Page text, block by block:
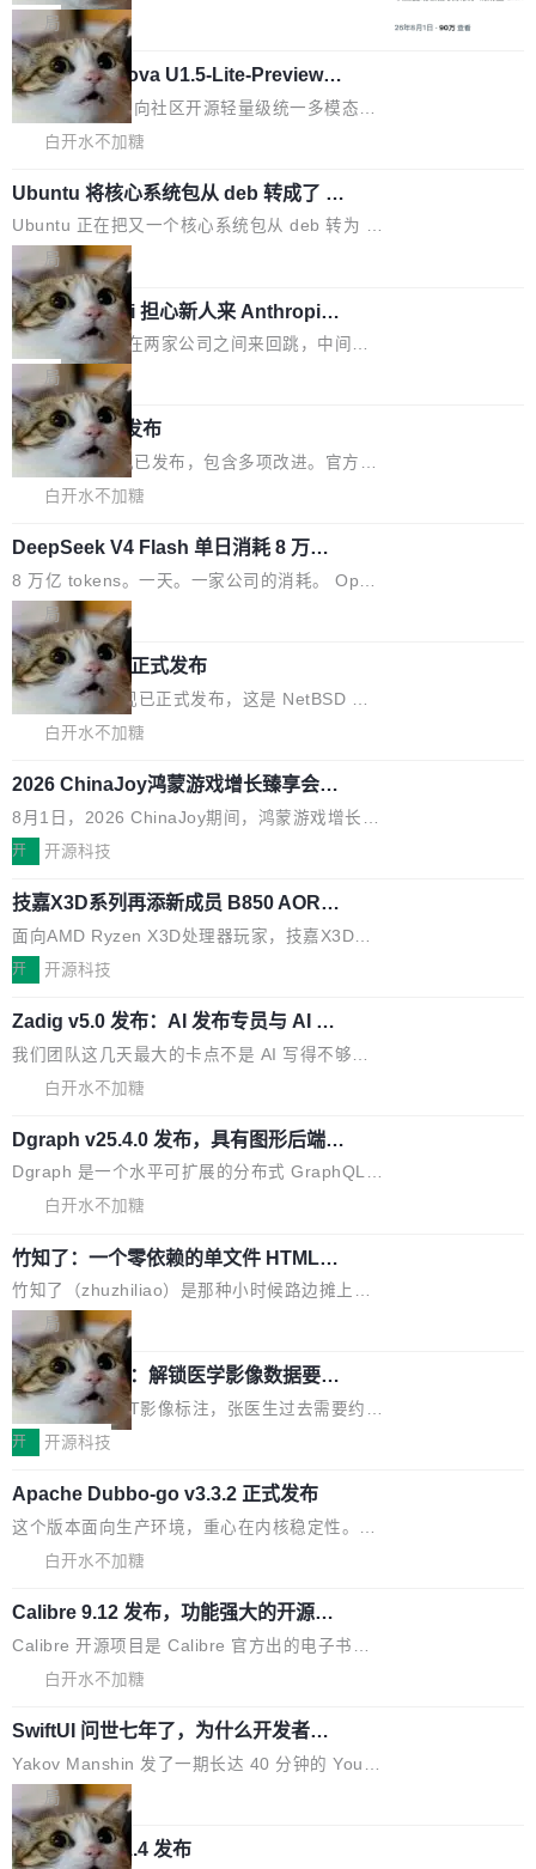
断从他嘴里说出来分量不同。Hugging Face 是
全球最大的开源 AI 平台，上面跑着上百万个模
型。谁在开源赛道上领先，...
aw 是 Shelley 的作者，一个开源 AI coding age
nt。他最近在博客上写了一篇文章，核心论点很
简单：开发者工具必须开源。 理由不是传统的自
由软件情怀，而是一个跟 AI agent 直接相关的
某个软件的源码，在本地构建。修改 agent ...
会变成一场开源 Agent 生态的路演。 8月1日，
DeepSeek Harness 团队负责人崔添翼（tiany
i）在 X 上发帖： 「如果你是 Agent Harness 相
关开源项目的开发者，希望参加 DeepSeek Har
ness 的内测，可以回复或私信联系我。请附上
官方招聘信息中写过一条简洁有力的公式：Mod
el + Harness = Agent。模型负责理解和推理，
Harness 负责把能力落到真实环境中——调用工
具、读写文件、管理上下文、处理错误、完成闭
环。崔添翼招人的标...
局
商汤 SenseNova U1.5-Lite-Preview
开源
商汤科技宣布面向社区开源轻量级统一多模态模
型的预览版本 SenseNova U1.5-Lite-Preview。
单的模型规模升级，而是基于 SenseNova U1
的一次系统性迭代，不仅在同一架构中贯通视觉
理解、推理、生成与编辑，还仅以 8B-MoT 的轻
量大小，将能力推进到4K、更精细的真实质感、
更复杂的视觉控制和可持续迭代编辑。 相比 U
1，U1.5-Lite-Preview 在以下方向上带来了显著
提升： 原生支持4K图像生成； 更精细的局部纹
理、细节与真实世界质感； 更准确的中英文文字
生成与复杂版式组织； 更稳定的图...
白开水不加糖
Ubuntu 将核心系统包从 deb 转成了 s
nap
Ubuntu 正在把又一个核心系统包从 deb 转为 s
nap。这次是 hwctl——一个用来检查 Ubuntu
硬件认证状态的命令行工具。 Canonical 工程师
Alan Griffiths 在邮件列表中说得很直白：「hwc
tl 是一个 Ubuntu 专有的包，它和它的依赖项都
是 Ubuntu 专有的，不会用在其他发行版上。」
所以 deb 版本的受众实际上为零。既然只有 Ub
untu 用户在用，那用 snap 打包就没什么可纠结
的。 从 deb 到 snap 的迁移路径 hwctl 是 rust-
hwlib 硬件 API 库的一部分，命令行工具负责查
局
Dario Amodei 担心新人来 Anthropic
只为金钱，不为使命
顶级 AI 研究员在两家公司之间来回跳，中间只
隔了几天。 Lilian Weng 上周刚宣布因健康原因
离开 Thinking Machines Lab，说自己作为联合
创始人的角色「太累了」。几天后，The Inform
ation 就曝出她将重回 OpenAI，负责递归自我
改进方向的研究。她是 Thinking Machines 过
OpenAI CTO Mira Murati 创立的公司，连创始
团队都留不住。 但 Thinking Machines 不是唯
一在人才争夺战中失血的公司。六月，Google
连失两员大将：Noam Shazeer 去了 Op...
局
FFmpeg 9.0 发布
FFmpeg 9.0 现已发布，包含多项改进。官方更
新日志列出的 9.0 版本主要更新内容如下： 扩
MP4 muxer 中支持 LCEVC 音轨复用 Playdate
视频编码器和多路复用器 添加 v360_vulkan filt
er HE-AAC 960 解码 (DAB+) transpose_cuda
filter 添加 AMF Frame Rate Converter (vf_frc
_amf) filter SMPTE 2094-50 元数据支持和直
通 ProRes RAW VideoToolbox 硬件加速器 AP
白开水不加糖
DeepSeek V4 Flash 单日消耗 8 万亿 t
okens 登顶热搜
8 万亿 tokens。一天。一家公司的消耗。 Open
Code 在 X 上发帖：「DeepSeek Flash did 8T
tokens on August 1st. 5T of free usage + 3T
on OpenCode Go.」79.8 万次浏览，连带着 #
DeepSeek一天消耗了8万亿# 上了微博热搜——
注意这是 OpenCode 一家的消耗。 OpenCode
月。用户交了 10 美元，就能用 DeepSeek Flas
h 随便写代码，按网友说法：「怎么使劲用也用
不完。」5T 来自免费额度，3T 来自 Go...
局
NetBSD 11.0 正式发布
NetBSD 11.0 现已正式发布，这是 NetBSD 操
作系统的第十八个主要版本。 自 NetBSD 10.1
架构的支持。NetBSD 11.0 是首个支持 64 位 R
ISC-V 平台的稳定版本，涵盖一系列基于 StarFi
ve JH71XX 的设备，例如 VisionFive 2、PINE
-2024 和 C23 编程接口标准的兼容性。 compat
_linux(8) 增强了对 Linux 系统调用的支持，包
括 epoll（围绕 kqueue 实现）、POSIX 消息队
列、...
白开水不加糖
2026 ChinaJoy鸿蒙游戏增长臻享会举
办，鲸鸿动能系统呈现游戏行业解决方
案
8月1日，2026 ChinaJoy期间，鸿蒙游戏增长臻
享会在上海举办。鸿蒙生态的全场景智慧营销平
发者及生态伙伴，系统呈现了平台在游戏领域的
完整能力版图——从IAP高价值用户的全周期经
营、到IAA游戏的“买变一体”正循环、再到联运与
的出海增长布局。 华为终端云业务商业化销售负
责人在开场致辞中表示，游戏开发者的核心诉求
6的终端设备已突破7000万台，注册开发者数量
已突破 1100 万。随着鸿蒙生态汇聚越来越多的
开 开源科技
技嘉X3D系列再添新成员 B850 AORU
S ELITE X3D主板强化性能体验
面向AMD Ryzen X3D处理器玩家，技嘉X3D系
列主板阵容迎来新成员——B850 AORUS ELITE
产品，B850 AORUS ELITE X3D延续技嘉在X3
D平台优化上的技术积累，旨在为游戏玩家带来
更稳定、更高效的装机选择。 B850 AORUS ELI
zen 9000/8000/7000系列处理器，并针对X3D
处理器特性进行平台级优化。其搭载X3D鸡血模
式2.0，可根据不同使用场景释放处理器潜力，
能表现。 在核心规格方面，B850 AO...
开 开源科技
Zadig v5.0 发布：AI 发布专员与 AI 审
查专员上线
我们团队这几天最大的卡点不是 AI 写得不够
好，是 AI 写得太好了。 好到审查排期从两天的
窗口推了又推。好到合进 main 分支的代码，我
们自己都没看完。 这事不是个例。GitLab 调研
过 1528 名开发者，85% 说 AI 把瓶颈从写代码
码、把关发版这两道关，还得靠人肉扛。 V5.0
想让 AI 一起盯。
白开水不加糖
Dgraph v25.4.0 发布，具有图形后端的
原生 GraphQL 数据库
Dgraph 是一个水平可扩展的分布式 GraphQL
数据库，有一个图形后端。作为一个原生的 Gra
方式，以优化查询性能和吞吐量，减少集群中的
磁盘寻道和网络调用。 Dgraph v25.4.0 现已发
布，具体更新内容包括： feat(zero)：Zero 现
支持 --security superflag（token=...;whitelist
=...），与 Alpha 版本的格式一致，并据此对其
管理 HTTP 端点进行授权。 <blockquote> <p>
<span><strong>警告：</strong>&nbsp;Zero
的 admin ...
白开水不加糖
竹知了：一个零依赖的单文件 HTML，
把儿时竹蝉玩具搬进浏览器
竹知了（zhuzhiliao）是那种小时候路边摊上几
块钱的玩意儿——一根小竹签，一个竹筒，一头
系着涂了松香的线。甩起来，竹膜震动，发出“哇
——哇”的蝉鸣声。实物越来越难找了，有开发者
把它做成了 Web 玩具，放在 zhuzhiliao.imsai.c
c 上，并在 GitHub 开源。 玩法很简单：按住屏
（圈/秒），声音来自真实竹知了录音的 1.72 秒
采样，无缝循环。音频解码失败时，还有一套合
成兜底——锯齿波振荡器模拟脉冲，并联带通共
擎是绳系质点模型：重力、弹性绳（只拉不
推）、空气阻力，1/240 秒定步长积...
局
30倍效率升级：解锁医学影像数据要素
价值化的真实路径
完成一例腹部CT影像标注，张医生过去需要约1
20个小时。他必须在数百张连续影像上，一笔一
用东软飞标医学影像标注平台，同样的工作缩短
至4小时，效率提升30倍。 这组数字背后，改变
的不只是速度，而是把医学影像转化为AI能力的
庞大，但不能直接用于训练模型。器官、病灶和
组织边界，必须由专业医生逐层识别、标记和校
正，才能成为机器能理解的高质量数据。医学影
的时间。 张医生是某三甲医院放射科副主任医
师，牵头一项腹部肌肉影像课题。他需要在数百
张CT影像上完成像素级精细分割，让系统"...
开 开源科技
Apache Dubbo-go v3.3.2 正式发布
这个版本面向生产环境，重心在内核稳定性。我
们彻底收敛了旧配置体系，扩展了 Triple 协议与
理，同时集中修了并发安全、资源泄漏和热路径
性能问题。
白开水不加糖
Calibre 9.12 发布，功能强大的开源电
子书工具
Calibre 开源项目是 Calibre 官方出的电子书管
理工具。它可以查看，转换，编辑和分类所有主
以在 Linux、Windows 和 macOS 上运行。 Cal
ibre 9.12 现已正式发布，此次更新内容如下：
新功能 macOS：在 Connect/Share 按钮中添加
通过 AirDop 共享书籍的功能 Content server：
支持可向服务器后端添加新端点的插件 Edit boo
白开水不加糖
SwiftUI 问世七年了，为什么开发者还
在骂它？
Yakov Manshin 发了一期长达 40 分钟的 YouT
ube 视频，标题是"SwiftUI 七年后：一个平庸的
故事"。视频核心观点很简单：SwiftUI 发布七年
了，仍然像一个永久公测版。 Manshin 从数据
局
DBeaver 26.1.4 发布